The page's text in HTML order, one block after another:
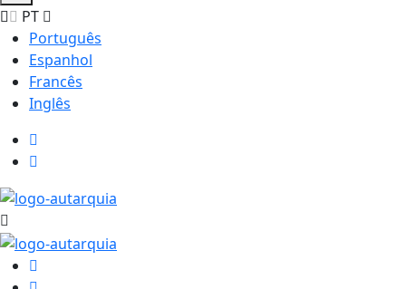
PT
Português
Espanhol
Francês
Inglês